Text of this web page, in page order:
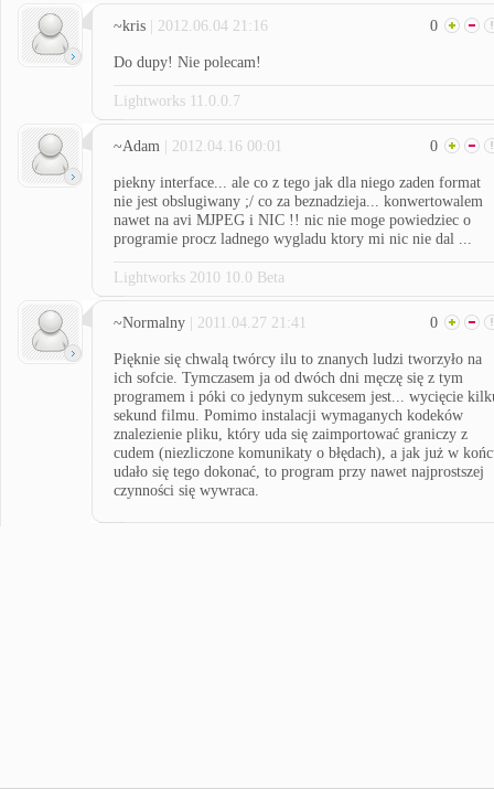
~kris | 2012.06.04 21:16 0
Do dupy! Nie polecam!
Lightworks 11.0.0.7
~Adam | 2012.04.16 00:01 0
piekny interface... ale co z tego jak dla niego zaden format
nie jest obslugiwany ;/ co za beznadzieja... konwertowalem
nawet na avi MJPEG i NIC !! nic nie moge powiedziec o
programie procz ladnego wygladu ktory mi nic nie dal ...
Lightworks 2010 10.0 Beta
~Normalny | 2011.04.27 21:41 0
Pięknie się chwalą twórcy ilu to znanych ludzi tworzyło na
ich sofcie. Tymczasem ja od dwóch dni męczę się z tym
programem i póki co jedynym sukcesem jest... wycięcie
sekund filmu. Pomimo instalacji wymaganych kodeków
znalezienie pliku, który uda się zaimportować graniczy z
cudem (niezliczone komunikaty o błędach), a jak już w
udało się tego dokonać, to program przy nawet najprostszej
czynności się wywraca.